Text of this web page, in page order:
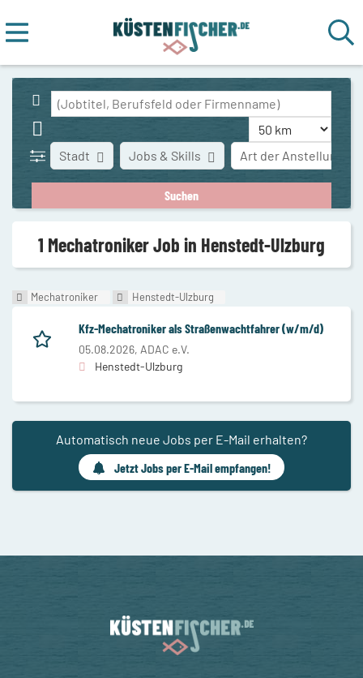
Stadt Art der Anstellung
Jobs & Skills
1 Mechatroniker Job in Henstedt-Ulzburg
Mechatroniker Henstedt-Ulzburg
Kfz-Mechatroniker als Straßenwachtfahrer (w/m/d)
05.08.2026, ADAC e.V.
Henstedt-Ulzburg
Automatisch neue Jobs per E-Mail erhalten?
Jetzt Jobs per E-Mail empfangen!